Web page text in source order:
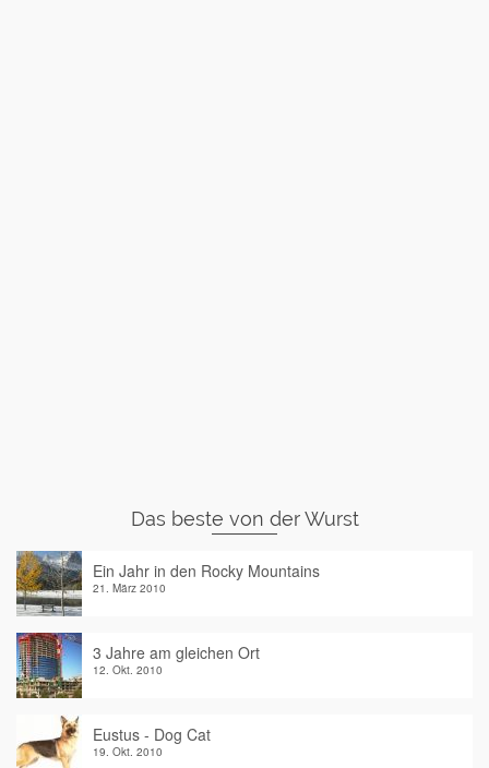
Das beste von der Wurst
Ein Jahr in den Rocky Mountains
21. März 2010
3 Jahre am gleichen Ort
12. Okt. 2010
Eustus - Dog Cat
19. Okt. 2010